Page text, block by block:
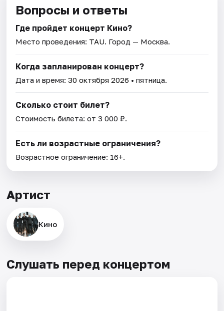
Вопросы и ответы
Где пройдет концерт Кино?
Место проведения: TAU. Город — Москва.
Когда запланирован концерт?
Дата и время:30 октября 2026 • пятница.
Сколько стоит билет?
Стоимость билета: от 3 000 ₽.
Есть ли возрастные ограничения?
Возрастное ограничение: 16+.
Артист
Кино
Слушать перед концертом